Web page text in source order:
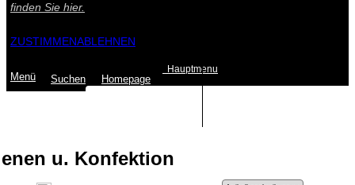
finden Sie hier.
ZUSTIMMENABLEHNEN
Menü Suchen Homepage
Hauptmenu
u. Konfektion